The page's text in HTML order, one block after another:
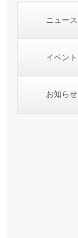
ニュース
イベント
お知らせ